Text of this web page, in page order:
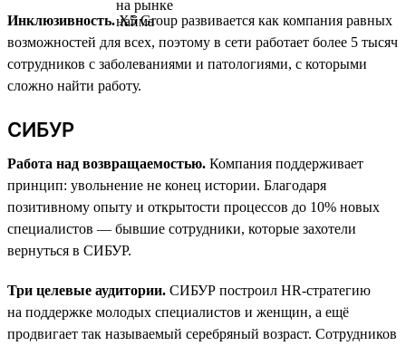
Инклюзивность.X5 Group развивается как компания равных
возможностей для всех, поэтому в сети работает более 5 тысяч
сотрудников с заболеваниями и патологиями, с которыми
сложно найти работу.
СИБУР
Работа над возвращаемостью. Компания поддерживает
принцип: увольнение не конец истории. Благодаря
позитивному опыту и открытости процессов до 10% новых
специалистов — бывшие сотрудники, которые захотели
вернуться в СИБУР.
Три целевые аудитории. СИБУР построил HR-стратегию
на поддержке молодых специалистов и женщин, а ещё
продвигает так называемый серебряный возраст. Сотрудников